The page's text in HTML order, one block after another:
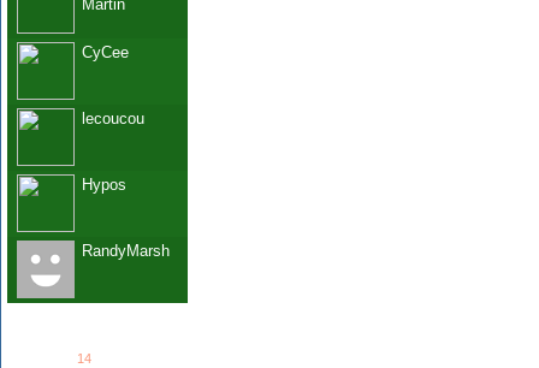
Martin
CyCee
lecoucou
Hypos
RandyMarsh
14members...